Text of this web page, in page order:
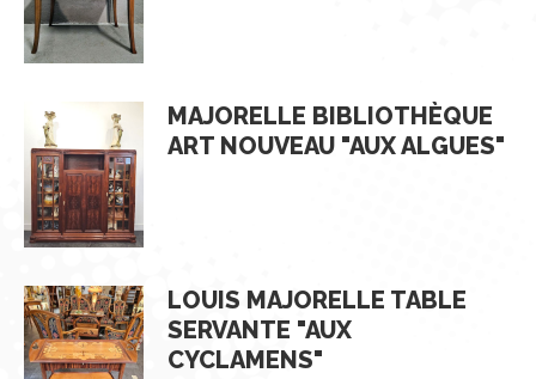
MAJORELLE BIBLIOTHÈQUE
ART NOUVEAU "AUX ALGUES"
LOUIS MAJORELLE TABLE
SERVANTE "AUX
CYCLAMENS"